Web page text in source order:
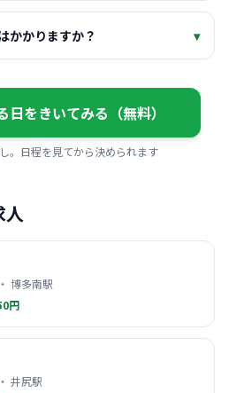
かかりますか？ ▾
日をきいてみる（無料）
。日程を見てから決められます
人
博多南駅
円
井尻駅